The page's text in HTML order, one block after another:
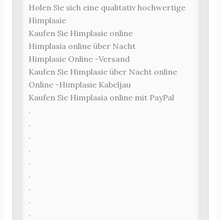
Holen Sie sich eine qualitativ hochwertige
Himplasie
Kaufen Sie Himplasie online
Himplasia online über Nacht
Himplasie Online -Versand
Kaufen Sie Himplasie über Nacht online
Online -Himplasie Kabeljau
Kaufen Sie Himplasia online mit PayPal
.
.
.
.
.
.
.
.
.